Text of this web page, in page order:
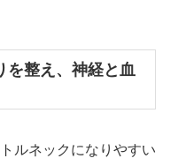
整え、神経と血
ルネックになりやすい